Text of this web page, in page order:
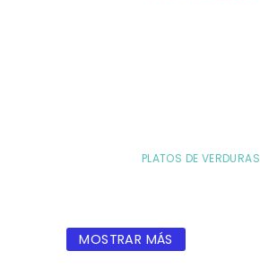
PLATOS DE VERDURAS
MOSTRAR MÁS